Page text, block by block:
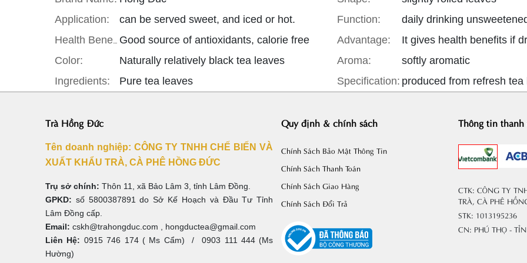
Application:
can be served sweet, and iced or hot. Function:
Health Benefit: Good source of antioxidants, calorie free Advantage:
Color: Naturally relatively black tea leaves Aroma:
softly aromatic
Ingredients:
Pure tea leaves Specification: produced from refresh tea
XUẤT
OP)
Trà Hồng Đức
Tên doanh nghiệp: CÔNG TY TNHH CHẾ BIẾN VÀ
XUẤT KHẨU TRÀ, CÀ PHÊ HỒNG ĐỨC
Trụ sở chính: Thôn 11, xã Bảo Lâm 3, tỉnh Lâm Đồng.
GPKD: số 5800387891 do Sở Kế Hoạch và Đầu Tư Tỉnh
Lâm Đồng cấp.
Email: cskh@trahongduc.com , hongductea@gmail.com
Liên Hệ: 0915 746 174 ( Ms Cẩm) / 0903 111 444 (Ms
Hường)
Quy định & chính sách
Chính Sách Bảo Mật Thông Tin
Chính Sách Thanh Toán
Chính Sách Giao Hàng
Chính Sách Đổi Trả
Thông tin thanh
CTK: CÔNG TY
TRÀ, CÀ PHÊ
STK: 1013195236
CN: PHÚ THỌ -